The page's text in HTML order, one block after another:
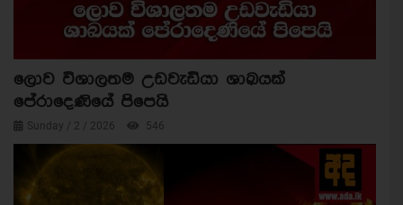
ලොව විශාලතම උඩවැඩියා ශාඛයක්
පේරාදෙණියේ පිපෙයි
Sunday / 2 / 2026 546